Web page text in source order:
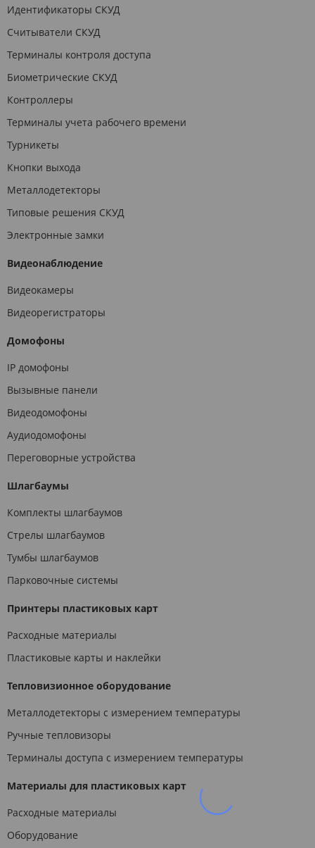
Идентификаторы СКУД
Считыватели СКУД
Терминалы контроля доступа
Биометрические СКУД
Контроллеры
Терминалы учета рабочего времени
Турникеты
Кнопки выхода
Металлодетекторы
Типовые решения СКУД
Электронные замки
Видеонаблюдение
Видеокамеры
Видеорегистраторы
Домофоны
IP домофоны
Вызывные панели
Видеодомофоны
Аудиодомофоны
Переговорные устройства
Шлагбаумы
Комплекты шлагбаумов
Стрелы шлагбаумов
Тумбы шлагбаумов
Парковочные системы
Принтеры пластиковых карт
Расходные материалы
Пластиковые карты и наклейки
Тепловизионное оборудование
Металлодетекторы с измерением температуры
Ручные тепловизоры
Терминалы доступа с измерением температуры
Материалы для пластиковых карт
Расходные материалы
Оборудование